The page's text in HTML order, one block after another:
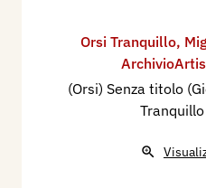
Orsi Tranquillo,
(Orsi) Senza titolo